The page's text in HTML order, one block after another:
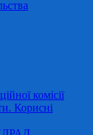
комісії
Корисні